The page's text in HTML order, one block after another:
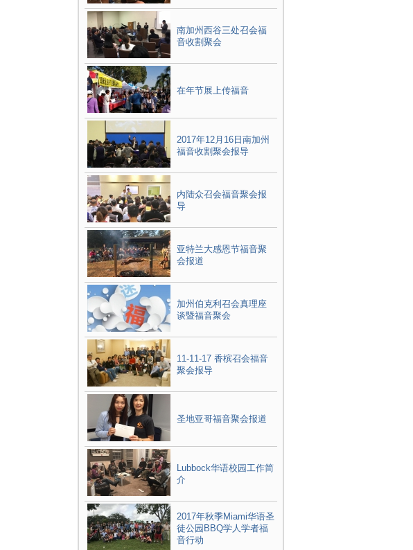
南加州西谷三处召会福
音收割聚会
在年节展上传福音
2017年12月16日南加州
福音收割聚会报导
内陆众召会福音聚会报
导
亚特兰大感恩节福音聚
会报道
加州伯克利召会真理座
谈暨福音聚会
11-11-17 香槟召会福音
聚会报导
圣地亚哥福音聚会报道
Lubbock华语校园工作简
介
2017年秋季Miami华语圣
徒公园BBQ学人学者福
音行动